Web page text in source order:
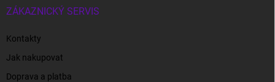
ZÁKAZNICKÝ SERVIS
Kontakty
Jak nakupovat
Doprava a platba